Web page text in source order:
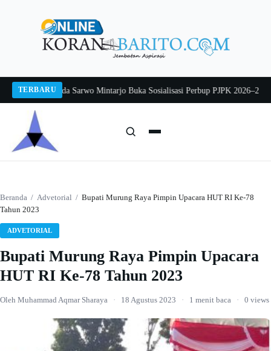
TERBARU
2026Pj Sekda Sarwo Mintarjo Buka Sosialisasi Perbup PJPK 2026–2030
Beranda / Advetorial / Bupati Murung Raya Pimpin Upacara HUT RI Ke-78
Tahun 2023
ADVETORIAL
Bupati Murung Raya Pimpin Upacara
HUT RI Ke-78 Tahun 2023
Oleh Muhammad Aqmar Sharaya · 18 Agustus 2023 · 1 menit baca · 0 views